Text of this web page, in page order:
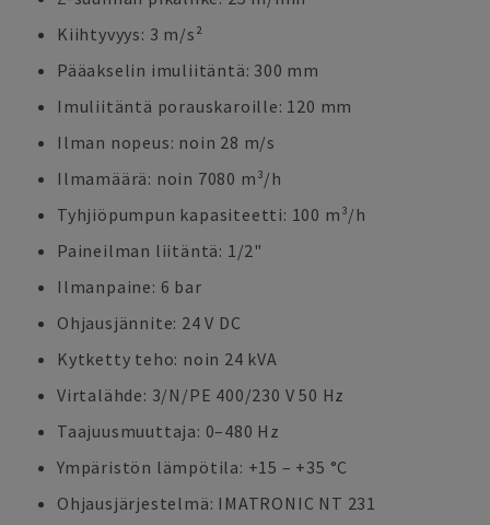
Kiihtyvyys: 3 m/s²
Pääakselin imuliitäntä: 300 mm
Imuliitäntä porauskaroille: 120 mm
Ilman nopeus: noin 28 m/s
Ilmamäärä: noin 7080 m³/h
Tyhjiöpumpun kapasiteetti: 100 m³/h
Paineilman liitäntä: 1/2"
Ilmanpaine: 6 bar
Ohjausjännite: 24 V DC
Kytketty teho: noin 24 kVA
Virtalähde: 3/N/PE 400/230 V 50 Hz
Taajuusmuuttaja: 0–480 Hz
Ympäristön lämpötila: +15 – +35 °C
Ohjausjärjestelmä: IMATRONIC NT 231